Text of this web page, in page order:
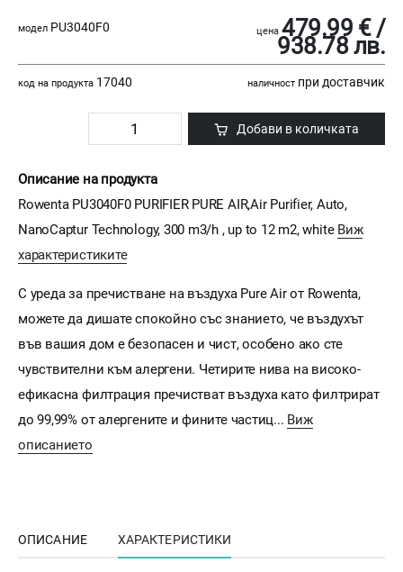
модел PU3040F0 цена 479.99 € /
938.78 лв.
код на продукта 17040 наличност при доставчик
Добави в количката
Описание на продукта
Rowenta PU3040F0 PURIFIER PURE AIR,Air Purifier, Auto,
NanoCaptur Technology, 300 m3/h , up to 12 m2, white Виж
характеристиките
С уреда за пречистване на въздуха Pure Air от Rowenta,
можете да дишате спокойно със знанието, че въздухът
във вашия дом е безопасен и чист, особено ако сте
чувствителни към алергени. Четирите нива на високо-
ефикасна филтрация пречистват въздуха като филтрират
до 99,99% от алергените и фините частиц... Виж
описанието
ОПИСАНИЕ ХАРАКТЕРИСТИКИ